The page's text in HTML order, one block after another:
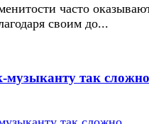
часто
своим до...
так сложно